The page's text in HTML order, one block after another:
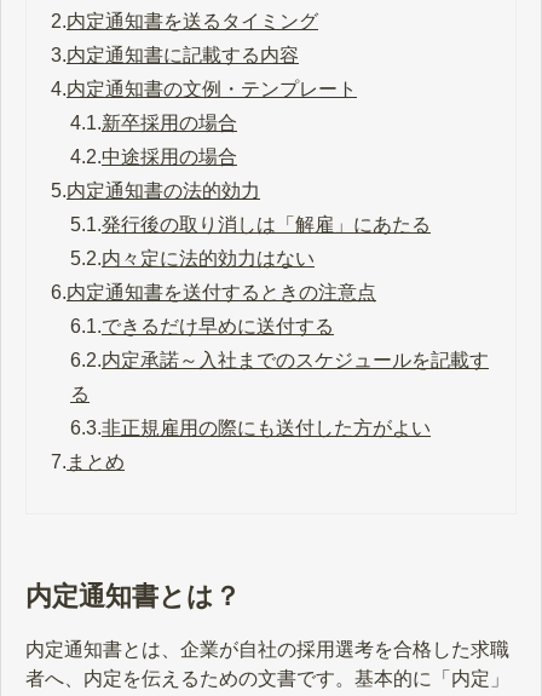
2.内定通知書を送るタイミング
3.内定通知書に記載する内容
4.内定通知書の文例・テンプレート
4.1.新卒採用の場合
4.2.中途採用の場合
5.内定通知書の法的効力
5.1.発行後の取り消しは「解雇」にあたる
5.2.内々定に法的効力はない
6.内定通知書を送付するときの注意点
6.1.できるだけ早めに送付する
6.2.内定承諾～入社までのスケジュールを記載す
る
6.3.非正規雇用の際にも送付した方がよい
7. まとめ
内定通知書とは？
内定通知書とは、企業が自社の採用選考を合格した求職
者へ、内定を伝えるための文書です。基本的に「内定」